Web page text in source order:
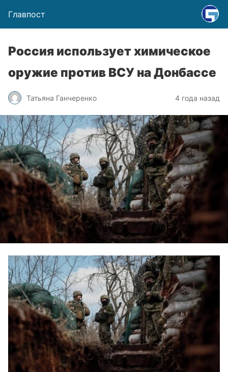
Главпост
Россия использует химическое
оружие против ВСУ на Донбассе
Татьяна Ганчеренко 4 года назад